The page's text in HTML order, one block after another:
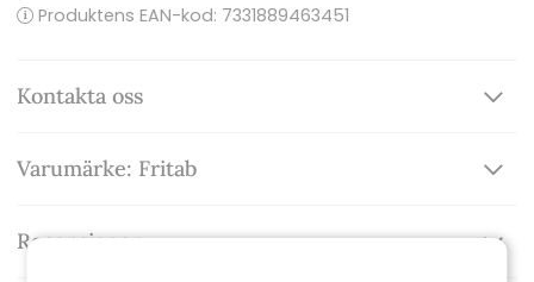
Produktens EAN-kod: 7331889463451
Kontakta oss
Varumärke: Fritab
Recensioner